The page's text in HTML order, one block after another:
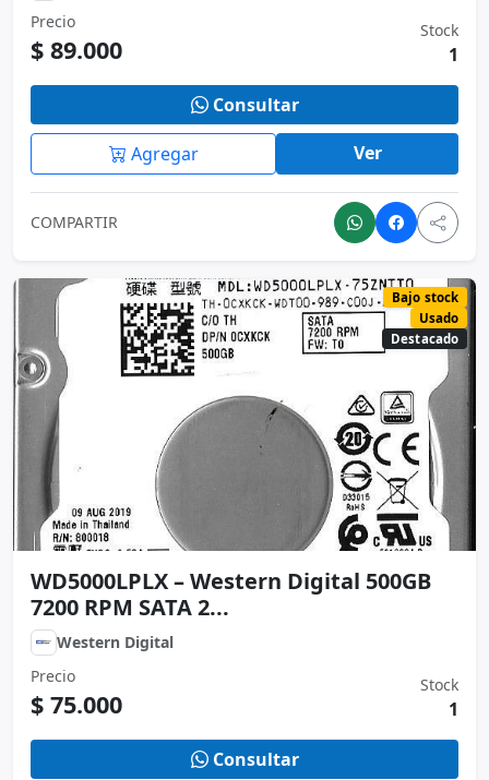
Precio
$ 89.000
Stock
1
Consultar
Agregar Ver
COMPARTIR
Bajo stock
Usado
Destacado
WD5000LPLX – Western Digital 500GB
7200 RPM SATA 2...
Western Digital
Precio
$ 75.000
Stock
1
Consultar